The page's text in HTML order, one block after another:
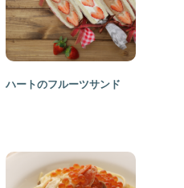
ハートのフルーツサンド